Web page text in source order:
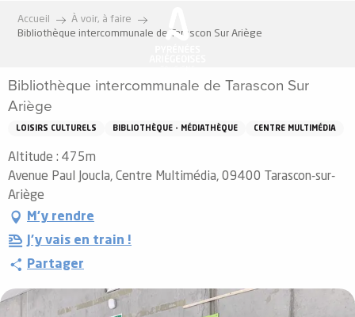
Accueil
À voir, à faire
Bibliothèque intercommunale de Tarascon Sur Ariège
Bibliothèque intercommunale de Tarascon Sur
Ariège
LOISIRS CULTURELS BIBLIOTHÈQUE - MÉDIATHÈQUE CENTRE MULTIMÉDIA
Altitude : 475m
Avenue Paul Joucla, Centre Multimédia, 09400 Tarascon-sur-
Ariège
M'y rendre
J'y vais en train !
Partager